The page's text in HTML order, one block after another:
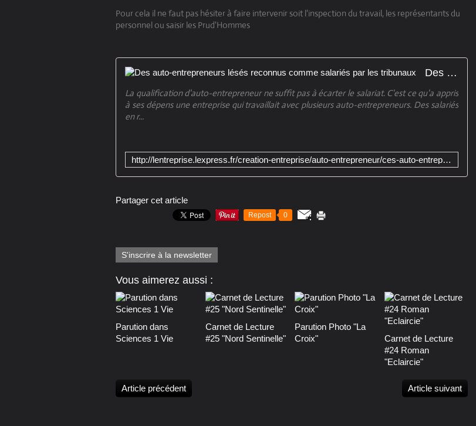
Pour cela il ne faut pas hésiter à faire intervenir soit l'inspection du travail, les représentants du
personnel ou saisir les Prud'Hommes
Des auto-entrepreneurs lésés reconnus comme salariés par les tribunaux
La qualification d'auto-entrepreneur ne suffit pas à écarter le salariat. C'est ce qu'a appris
à ses dépens une entreprise qui travaillait avec plusieurs auto-entrepreneurs. Des salariés
en r...
http://lentreprise.lexpress.fr/creation-entreprise/auto-entrepreneur/ces-auto-entrepreneurs-sont-en-fait-des-salaries-a-estime-la-cour-de-cassation_1751727.html
Partager cet article
Repost 0
S'inscrire à la newsletter
Vous aimerez aussi :
Parution dans
Sciences 1 Vie
Carnet de Lecture
#25 "Nord Sentinelle"
Parution Photo "La
Croix"
Carnet de Lecture
#24 Roman
"Eclaircie"
Article précédent Article suivant